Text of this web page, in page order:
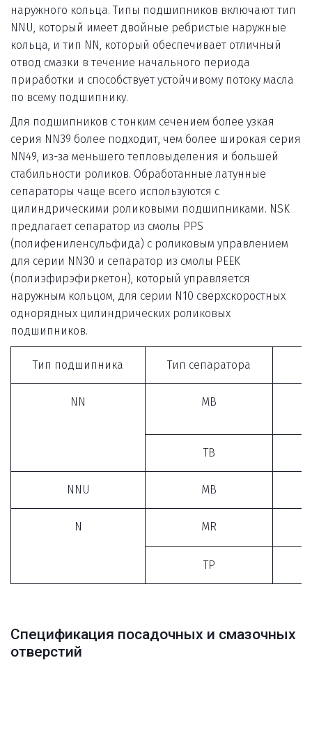
наружного кольца. Типы подшипников включают тип
NNU, который имеет двойные ребристые наружные
кольца, и тип NN, который обеспечивает отличный
отвод смазки в течение начального периода
приработки и способствует устойчивому потоку масла
по всему подшипнику.
Для подшипников с тонким сечением более узкая
серия NN39 более подходит, чем более широкая серия
NN49, из-за меньшего тепловыделения и большей
стабильности роликов. Обработанные латунные
сепараторы чаще всего используются с
цилиндрическими роликовыми подшипниками. NSK
предлагает сепаратор из смолы PPS
(полифениленсульфида) с роликовым управлением
для серии NN30 и сепаратор из смолы PEEK
(полиэфирэфиркетон), который управляется
наружным кольцом, для серии N10 сверхскоростных
однорядных цилиндрических роликовых
подшипников.
Тип подшипника Тип сепаратора
NN MB
TB
NNU MB
N MR
TP
Спецификация посадочных и смазочных
отверстий